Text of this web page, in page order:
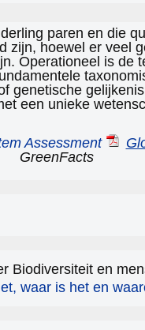
paren en die
zijn, hoewel er veel
Operationeel is de
genetische
een unieke
Assessment
GreenFacts
Biodiversiteit en
waar is het en